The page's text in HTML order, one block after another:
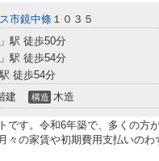
市鏡中條 １０３５
」駅 徒歩50分
」駅 徒歩54分
徒歩54分
建 構造 木造
です。令和6年築で、多くの方
々の家賃や初期費用支払いのわ